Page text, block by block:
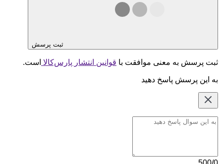
ثبت پرسش
ثبت پرسش به معنی موافقت با قوانین انتشار پارس‌کالا است.
به این پرسش پاسخ دهید